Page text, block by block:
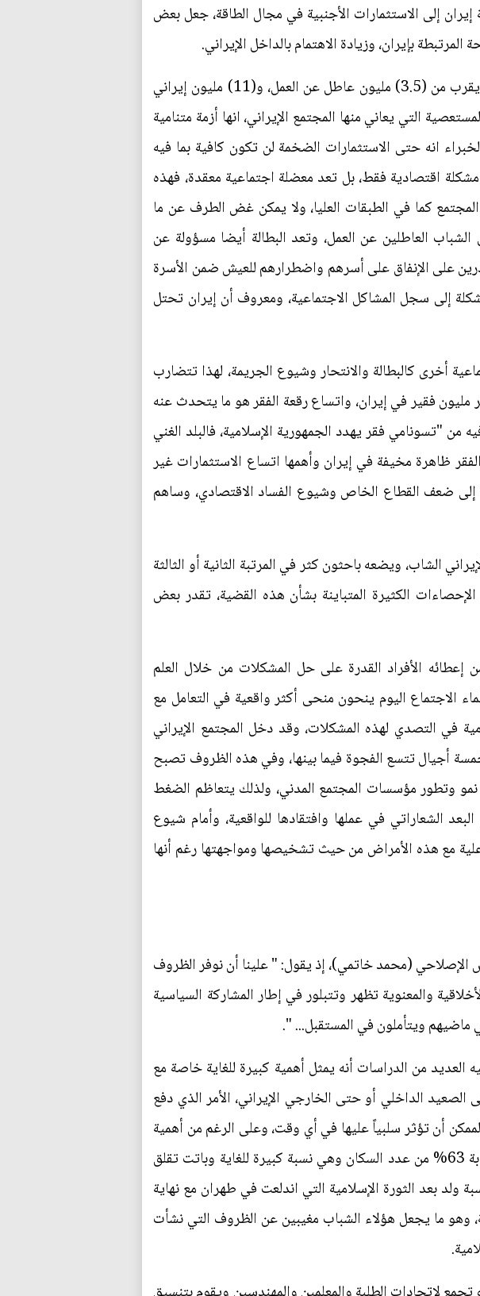
إلى الاستثمارات الأجنبية في مجال الطاقة، جعل بعض
بإيران، وزيادة الاهتمام بالداخل الإيراني.
2- ارتفاع نسبة البطالة بين الشباب في إيران، إذ تقدر بعض المصادر بان هناك ما يقرب من (3.5) مليون عاطل عن العمل، و(11) مليون إيراني
التي يعاني منها المجتمع الإيراني، انها أزمة متنامية
انه حتى الاستثمارات الضخمة لن تكون كافية بما فيه
اقتصادية فقط، بل تعد معضلة اجتماعية معقدة، فهذه
كما في الطبقات العليا، ولا يمكن غض الطرف عن ما
العاطلين عن العمل، وتعد البطالة أيضا مسؤولة عن
على الإنفاق على أسرهم واضطرارهم للعيش ضمن الأسرة
إلى سجل المشاكل الاجتماعية، ومعروف أن إيران تحتل
كالبطالة والانتحار وشيوع الجريمة، لهذا تتضارب
فقير في إيران، واتساع رقعة الفقر هو ما يتحدث عنه
"تسونامي فقر يهدد الجمهورية الإسلامية، فالبلد الغني
ظاهرة مخيفة في إيران وأهمها اتساع الاستثمارات غير
إلى ضعف القطاع الخاص وشيوع الفساد الاقتصادي، وساهم
الشاب، ويضعه باحثون كثر في المرتبة الثانية أو الثالثة
الكثيرة المتباينة بشأن هذه القضية، تقدر بعض
الأفراد القدرة على حل المشكلات من خلال العلم
الاجتماع اليوم ينحون منحى أكثر واقعية في التعامل مع
في التصدي لهذه المشكلات، وقد دخل المجتمع الإيراني
أجيال تتسع الفجوة فيما بينها، وفي هذه الظروف تصبح
نمو وتطور مؤسسات المجتمع المدني، ولذلك يتعاظم الضغط
الشعاراتي في عملها وافتقادها للواقعية، وأمام شيوع
مع هذه الأمراض من حيث تشخيصها ومواجهتها رغم أنها
(محمد خاتمي)، إذ يقول: " علينا أن نوفر الظروف
والمعنوية تظهر وتتبلور في إطار المشاركة السياسية
ماضيهم ويتأملون في المستقبل... ".
العديد من الدراسات أنه يمثل أهمية كبيرة للغاية خاصة مع
الداخلي أو حتى الخارجي الإيراني، الأمر الذي دفع
أن تؤثر سلبياً عليها في أي وقت، وعلى الرغم من أهمية
الشباب كشريحة قوية وفاعلة في إيران، حيث تبلغ نسبتهم دون الثلاثين عاماً قرابة 63% من عدد السكان وهي نسبة كبيرة للغاية وباتت تقلق
بعد الثورة الإسلامية التي اندلعت في طهران مع نهاية
وهو ما يجعل هؤلاء الشباب مغيبين عن الظروف التي نشأت